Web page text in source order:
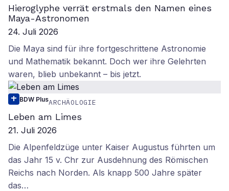
Hieroglyphe verrät erstmals den Namen eines
Maya-Astronomen
24. Juli 2026
Die Maya sind für ihre fortgeschrittene Astronomie
und Mathematik bekannt. Doch wer ihre Gelehrten
waren, blieb unbekannt – bis jetzt.
BDW PlusARCHÄOLOGIE
Leben am Limes
21. Juli 2026
Die Alpenfeldzüge unter Kaiser Augustus führten um
das Jahr 15 v. Chr zur Ausdehnung des Römischen
Reichs nach Norden. Als knapp 500 Jahre später
das…